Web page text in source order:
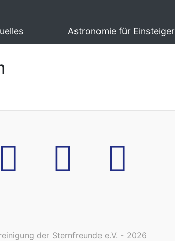
Astronomie für Einsteiger
der Sternfreunde e.V. - 2026